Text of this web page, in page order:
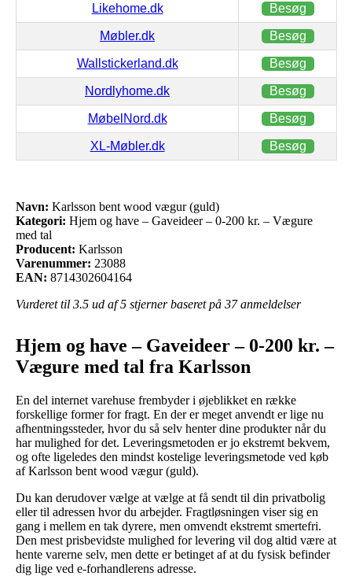
Likehome.dk Besøg
Møbler.dk Besøg
Wallstickerland.dk Besøg
Nordlyhome.dk Besøg
MøbelNord.dk Besøg
XL-Møbler.dk Besøg
Navn: Karlsson bent wood vægur (guld)
Kategori: Hjem og have – Gaveideer – 0-200 kr. – Vægure
med tal
Producent: Karlsson
Varenummer: 23088
EAN: 8714302604164
Vurderet til 3.5 ud af 5 stjerner baseret på 37anmeldelser
Hjem og have – Gaveideer – 0-200 kr. –
Vægure med tal fra Karlsson
En del internet varehuse frembyder i øjeblikket en række
forskellige former for fragt. En der er meget anvendt er lige nu
afhentningssteder, hvor du så selv henter dine produkter når du
har mulighed for det. Leveringsmetoden er jo ekstremt bekvem,
og ofte ligeledes den mindst kostelige leveringsmetode ved køb
af Karlsson bent wood vægur (guld).
Du kan derudover vælge at vælge at få sendt til din privatbolig
eller til adressen hvor du arbejder. Fragtløsningen viser sig en
gang i mellem en tak dyrere, men omvendt ekstremt smertefri.
Den mest prisbevidste mulighed for levering vil dog altid være at
hente varerne selv, men dette er betinget af at du fysisk befinder
dig lige ved e-forhandlerens adresse.